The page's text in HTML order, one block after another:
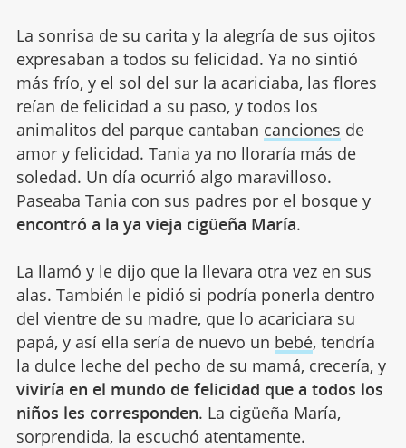
La sonrisa de su carita y la alegría de sus ojitos
expresaban a todos su felicidad. Ya no sintió
más frío, y el sol del sur la acariciaba, las flores
reían de felicidad a su paso, y todos los
animalitos del parque cantaban canciones de
amor y felicidad. Tania ya no lloraría más de
soledad. Un día ocurrió algo maravilloso.
Paseaba Tania con sus padres por el bosque y
encontró a la ya vieja cigüeña María.
La llamó y le dijo que la llevara otra vez en sus
alas. También le pidió si podría ponerla dentro
del vientre de su madre, que lo acariciara su
papá, y así ella sería de nuevo un bebé, tendría
la dulce leche del pecho de su mamá, crecería, y
viviría en el mundo de felicidad que a todos los
niños les corresponden. La cigüeña María,
sorprendida, la escuchó atentamente.